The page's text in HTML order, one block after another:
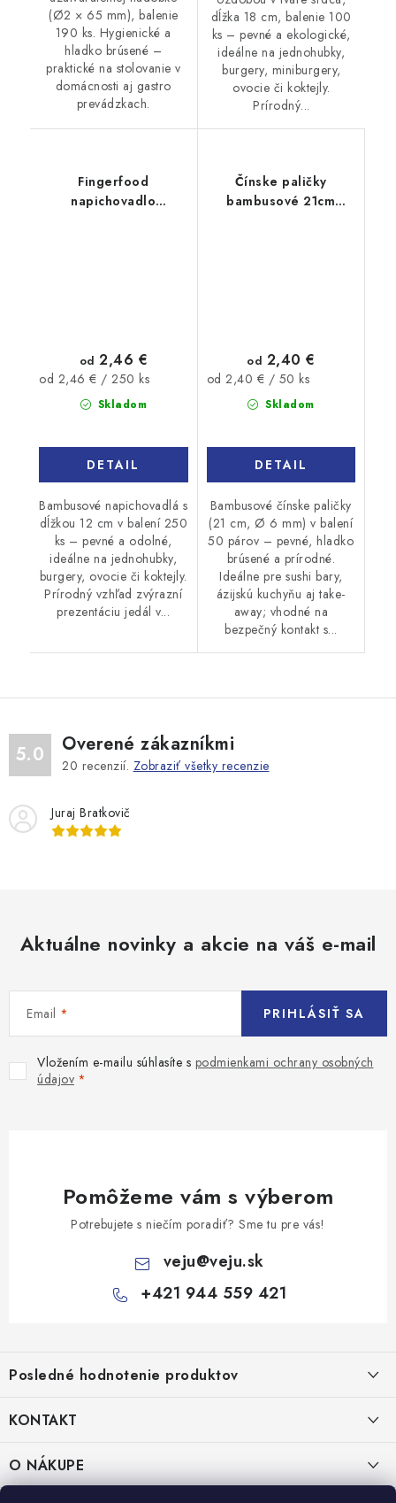
(Ø2 × 65 mm), balenie
190 ks. Hygienické a
hladko brúsené –
praktické na stolovanie v
domácnosti aj gastro
prevádzkach.
dĺžka 18 cm, balenie 100
ks – pevné a ekologické,
ideálne na jednohubky,
burgery, miniburgery,
ovocie či koktejly.
Prírodný...
Fingerfood
napichovadlo
Skladom
od 2,46 €
Jednotková
od 2,46 € / 250 ks
DETAIL
Bambusové napichovadlá s
dĺžkou 12 cm v balení 250
ks – pevné a odolné,
ideálne na jednohubky,
burgery, ovocie či koktejly.
Prírodný vzhľad zvýrazní
prezentáciu jedál v...
Čínske paličky
bambusové 21cm
Skladom
od 2,40 €
Jednotková
od 2,40 € / 50 ks
DETAIL
Bambusové čínske paličky
(21 cm, Ø 6 mm) v balení
50 párov – pevné, hladko
brúsené a prírodné.
Ideálne pre sushi bary,
ázijskú kuchyňu aj take-
away; vhodné na
bezpečný kontakt s...
5.0 Overené zákazníkmi
20 recenzií. Zobraziť všetky recenzie
Juraj Bratkovič
Aktuálne novinky a akcie na váš e-mail
Email
Vložením e-mailu súhlasíte s podmienkami ochrany osobných
údajov
PRIHLÁSIŤ SA
Pomôžeme vám s výberom
Potrebujete s niečím poradiť? Sme tu pre vás!
veju@veju.sk
+421 944 559 421
p
ä
e
Posledné hodnotenie produktov
KONTAKT
VEJU s.r.o.
Janka Kráľa 1059/82
Nitra 94901
O NÁKUPE